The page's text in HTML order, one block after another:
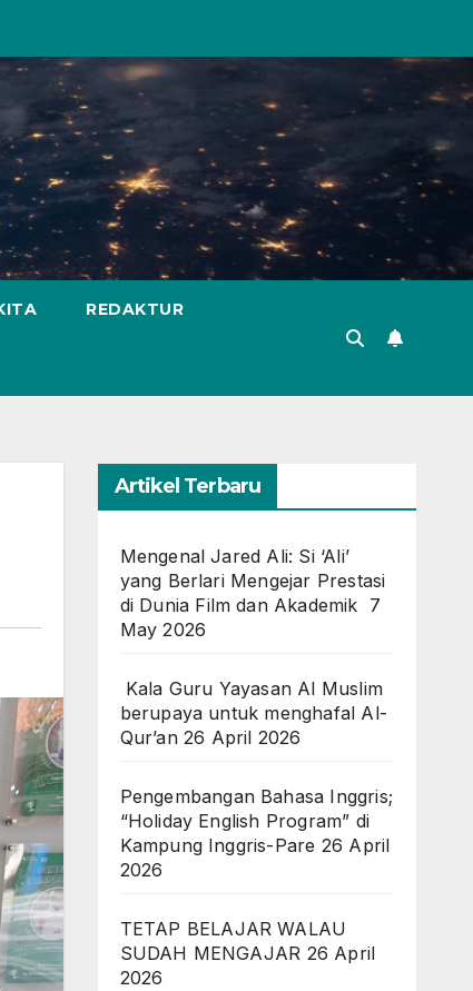
REDAKTUR
Artikel Terbaru
Mengenal Jared Ali: Si ‘Ali’
yang Berlari Mengejar Prestasi
di Dunia Film dan Akademik 7
May 2026
Kala Guru Yayasan Al Muslim
berupaya untuk menghafal Al-
Qur’an 26 April 2026
Pengembangan Bahasa Inggris;
“Holiday English Program” di
Kampung Inggris-Pare 26 April
2026
TETAP BELAJAR WALAU
SUDAH MENGAJAR 26 April
2026